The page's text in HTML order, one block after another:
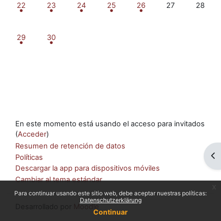
Para continuar usando este sitio web, debe aceptar nuestras políticas:
Datenschutzerklärung
Continuar
3 eventos, lunes, 22 junio
22 3 eventos, martes, 23 junio
23 3 eventos, miércoles, 24 junio
24 3 eventos, jueves, 25 junio
25 4 eventos, viernes, 26
26 Sin eventos,
27 Sin
28
2 eventos, lunes, 29 junio
29 3 eventos, martes, 30 junio
30
En este momento está usando el acceso para invitados
(Acceder)
Resumen de retención de datos
Políticas
Descargar la app para dispositivos móviles
Cambiar al tema estándar